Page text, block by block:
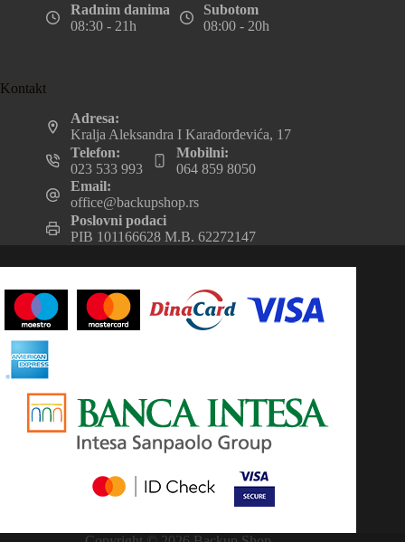
Radnim danima
08:30 - 21h
Subotom
08:00 - 20h
Kontakt
Adresa:
Kralja Aleksandra I Karađorđevića, 17
Telefon:
023 533 993
Mobilni:
064 859 8050
Email:
office@backupshop.rs
Poslovni podaci
PIB 101166628 M.B. 62272147